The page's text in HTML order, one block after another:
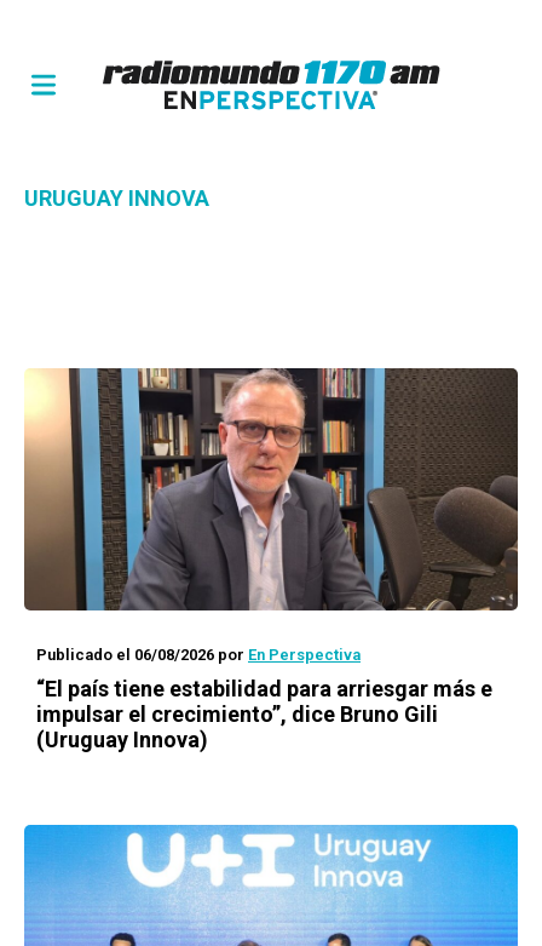
URUGUAY INNOVA
Publicado el 06/08/2026 por En Perspectiva
“El país tiene estabilidad para arriesgar más e
impulsar el crecimiento”, dice Bruno Gili
(Uruguay Innova)